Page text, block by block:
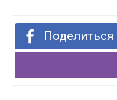
Поделиться